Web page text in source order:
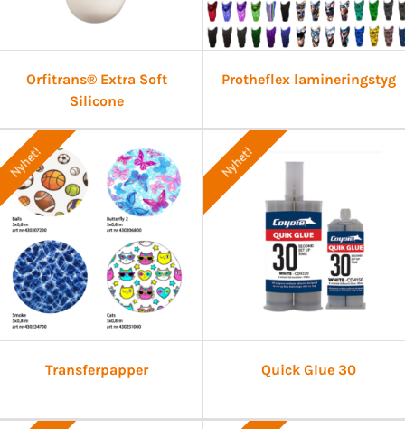
Orfitrans® Extra Soft
Silicone
Protheflex lamineringstyg
Nyhet!
Transferpapper
Nyhet!
Quick Glue 30